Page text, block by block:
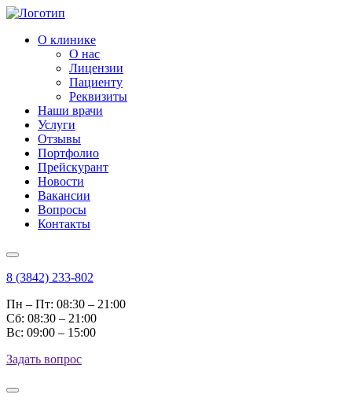
О клинике
О нас
Лицензии
Пациенту
Реквизиты
Наши врачи
Услуги
Отзывы
Портфолио
Прейскурант
Новости
Вакансии
Вопросы
Контакты
8 (3842) 233-802
Пн – Пт: 08:30 – 21:00
Cб: 08:30 – 21:00
Вс: 09:00 – 15:00
Задать вопрос